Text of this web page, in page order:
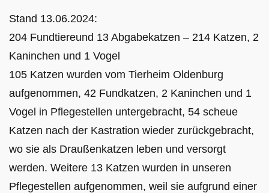
Stand 13.06.2024:
204 Fundtiereund 13 Abgabekatzen – 214 Katzen, 2
Kaninchen und 1 Vogel
105 Katzen wurden vom Tierheim Oldenburg
aufgenommen, 42 Fundkatzen, 2 Kaninchen und 1
Vogel in Pflegestellen untergebracht, 54 scheue
Katzen nach der Kastration wieder zurückgebracht,
wo sie als Draußenkatzen leben und versorgt
werden. Weitere 13 Katzen wurden in unseren
Pflegestellen aufgenommen, weil sie aufgrund einer